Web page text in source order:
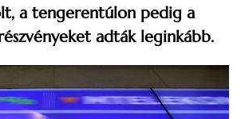
a tengerentúlon pedig a
adták leginkább.